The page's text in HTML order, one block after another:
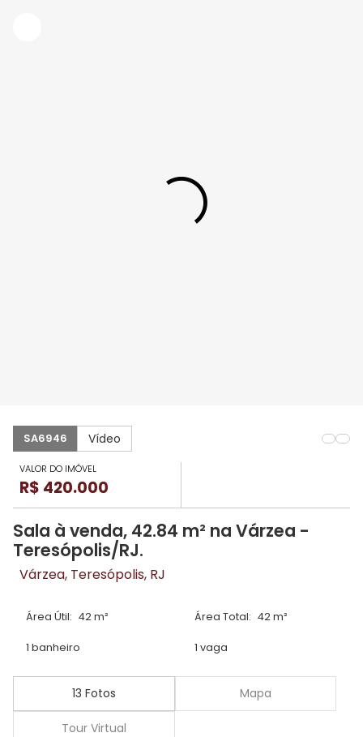
SA6946 Vídeo
VALOR DO IMÓVEL
R$ 420.000
Sala à venda, 42.84 m² na Várzea -
Teresópolis/RJ.
Várzea, Teresópolis, RJ
Área Útil: 42 m² Área Total: 42 m²
1 banheiro 1 vaga
13 Fotos Mapa
Tour Virtual